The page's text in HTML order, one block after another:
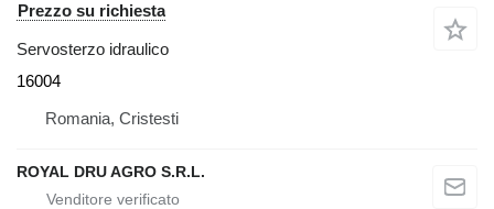
Prezzo su richiesta
Servosterzo idraulico
16004
Romania, Cristesti
ROYAL DRU AGRO S.R.L.